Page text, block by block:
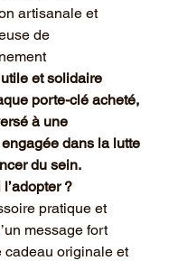
artisanale et
de
et solidaire
porte-clé acheté,
à une
dans la lutte
du sein.
?
pratique et
message fort
cadeau originale et